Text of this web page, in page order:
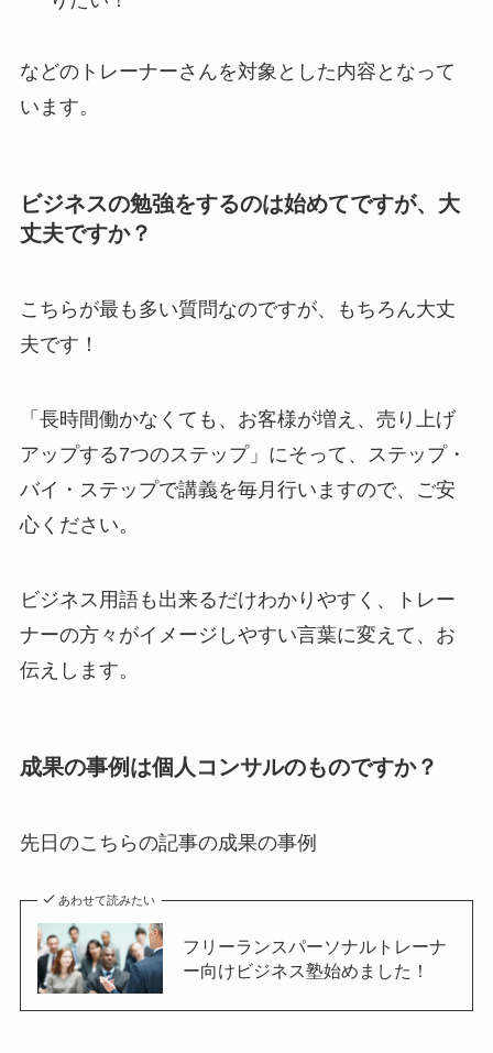
などのトレーナーさんを対象とした内容となって
います。
ビジネスの勉強をするのは始めてですが、大
丈夫ですか？
こちらが最も多い質問なのですが、もちろん大丈
夫です！
「長時間働かなくても、お客様が増え、売り上げ
アップする7つのステップ」にそって、ステップ・
バイ・ステップで講義を毎月行いますので、ご安
心ください。
ビジネス用語も出来るだけわかりやすく、トレー
ナーの方々がイメージしやすい言葉に変えて、お
伝えします。
成果の事例は個人コンサルのものですか？
先日のこちらの記事の成果の事例
あわせて読みたい
フリーランスパーソナルトレーナ
ー向けビジネス塾始めました！